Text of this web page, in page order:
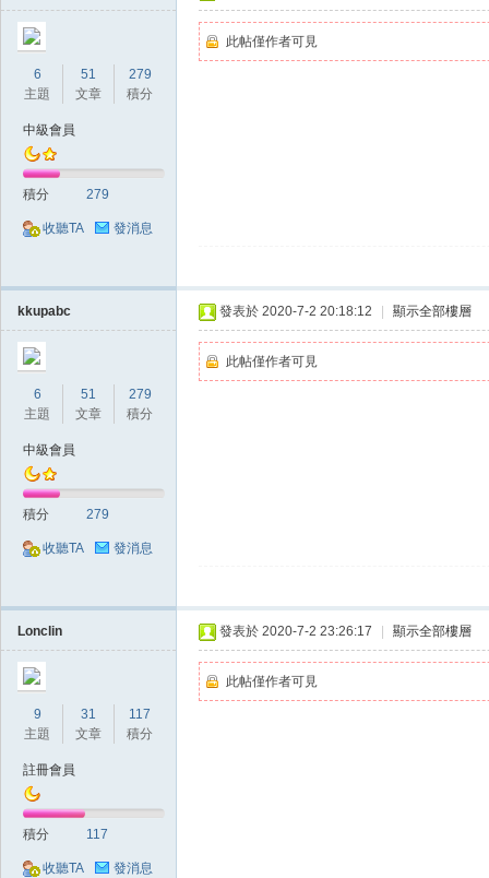
6
主題
51
文章
279
積分
中級會員
積分 279
收聽TA 發消息
此帖僅作者可見
kkupabc
6
主題
51
文章
279
積分
中級會員
積分 279
收聽TA 發消息
發表於 2020-7-2 20:18:12 顯示全部樓層
此帖僅作者可見
Lonclin
9
主題
31
文章
117
積分
註冊會員
積分 117
收聽TA 發消息
發表於 2020-7-2 23:26:17 顯示全部樓層
此帖僅作者可見